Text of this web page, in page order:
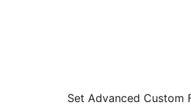
Set Advanced Custom